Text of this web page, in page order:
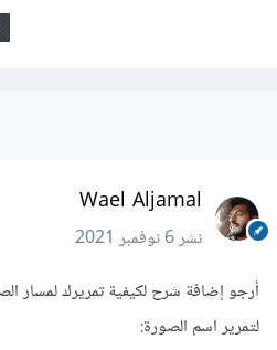
Wael Aljamal
نشر6 نوفمبر 2021
لتمرير اسم الصورة: